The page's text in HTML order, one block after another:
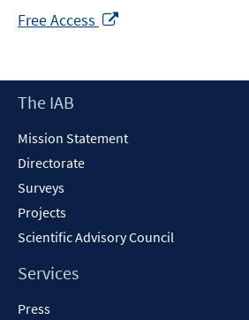
Free Access
new
Footer
The IAB
Mission Statement
Directorate
Surveys
Projects
Scientific Advisory Council
Services
Press